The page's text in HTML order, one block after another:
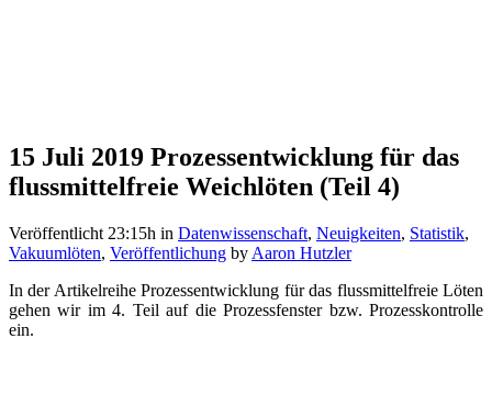
15 Juli 2019 Prozessentwicklung für das
flussmittelfreie Weichlöten (Teil 4)
Veröffentlicht 23:15h in Datenwissenschaft, Neuigkeiten, Statistik,
Vakuumlöten, Veröffentlichung by Aaron Hutzler
In der Artikelreihe Prozessentwicklung für das flussmittelfreie Löten
gehen wir im 4. Teil auf die Prozessfenster bzw. Prozesskontrolle
ein.